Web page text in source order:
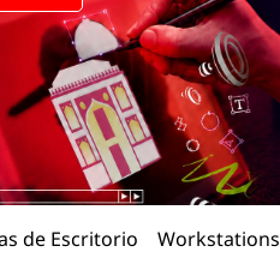
de Escritorio Workstations